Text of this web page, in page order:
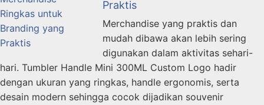
Praktis
Merchandise yang praktis dan
mudah dibawa akan lebih sering
digunakan dalam aktivitas sehari-
hari. Tumbler Handle Mini 300ML Custom Logo hadir
dengan ukuran yang ringkas, handle ergonomis, serta
desain modern sehingga cocok dijadikan souvenir